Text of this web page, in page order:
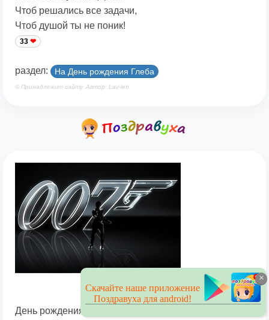
Чтоб решались все задачи,
Чтоб душой ты не поник!
33
раздел: На День рождения Глеба
© Принадлежит сайту. Автор: Lav-len
День рождения Дениса
×
Скачайте наше приложение
Поздравуха для android!